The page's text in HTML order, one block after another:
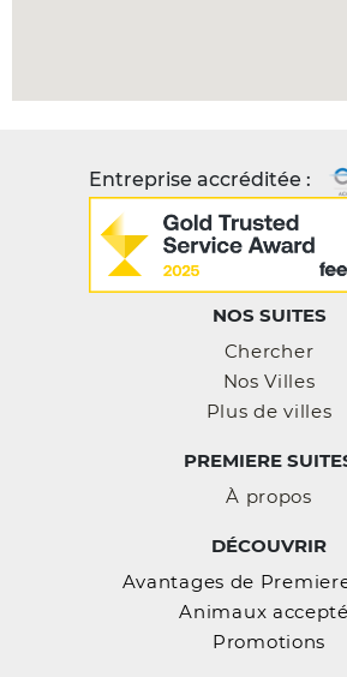
NOS SUITES
Chercher
Nos Villes
Plus de villes
PREMIERE
À propos
DÉCOUVRIR
Avantages de
Animaux
Promotions
Entreprise accréditée :